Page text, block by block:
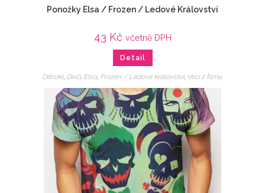
Ponožky Elsa / Frozen / Ledové Království
43 Kč včetně DPH
Detail
Dětské, Dívčí, Elsa, Frozen / Ledové království, Veci z filmu